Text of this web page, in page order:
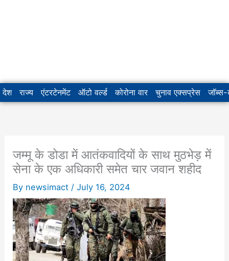
देश राज्य एंटरटेनमेंट ऑटो वर्ल्ड कोरोना वार चुनाव एक्सप्रेस जॉब्स-
जम्मू के डोडा में आतंकवादियों के साथ मुठभेड़ में
सेना के एक अधिकारी समेत चार जवान शहीद
By newsimact /July 16, 2024